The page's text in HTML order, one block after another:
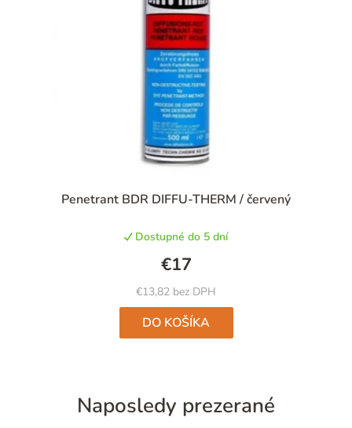
Penetrant BDR DIFFU-THERM / červený
Dostupné do 5 dní
€13,82 bez DPH
€17
DO KOŠÍKA
Naposledy prezerané